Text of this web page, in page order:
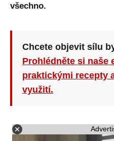
všechno.
Chcete objevit sílu
Prohlédněte si naše
praktickými recepty
využití.